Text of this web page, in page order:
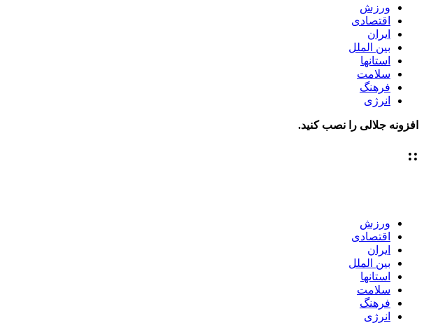
ورزش
اقتصادی
ایران
بین الملل
استانها
سلامت
فرهنگ
انرژی
افزونه جلالی را نصب کنید.
::
ورزش
اقتصادی
ایران
بین الملل
استانها
سلامت
فرهنگ
انرژی